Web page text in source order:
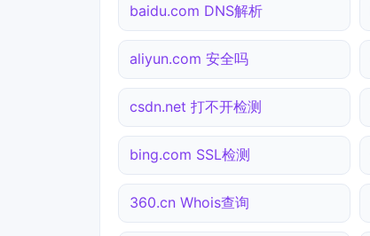
baidu.com DNS解析
aliyun.com 安全吗
csdn.net 打不开检测
bing.com SSL检测
360.cn Whois查询